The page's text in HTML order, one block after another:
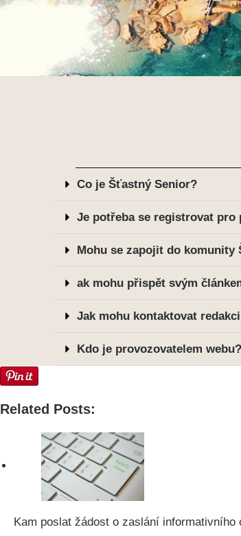
Co je Šťastný Senior?
Je potřeba se registrovat
Mohu se zapojit do komunity
ak mohu přispět svým
Jak mohu kontaktovat
Kdo je provozovatelem webu?
Related Posts:
Kam poslat žádost o zaslání